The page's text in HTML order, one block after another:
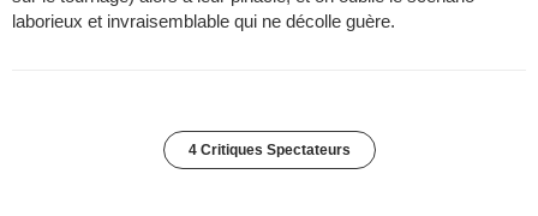
laborieux et invraisemblable qui ne décolle guère.
4 Critiques Spectateurs